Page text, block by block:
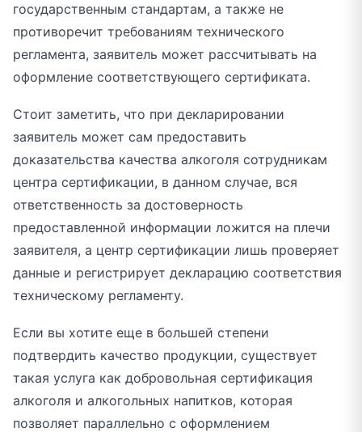
государственным стандартам, а также не
противоречит требованиям технического
регламента, заявитель может рассчитывать на
оформление соответствующего сертификата.
Стоит заметить, что при декларировании
заявитель может сам предоставить
доказательства качества алкоголя сотрудникам
центра сертификации, в данном случае, вся
ответственность за достоверность
предоставленной информации ложится на плечи
заявителя, а центр сертификации лишь проверяет
данные и регистрирует декларацию соответствия
техническому регламенту.
Если вы хотите еще в большей степени
подтвердить качество продукции, существует
такая услуга как добровольная сертификация
алкоголя и алкогольных напитков, которая
позволяет параллельно с оформлением